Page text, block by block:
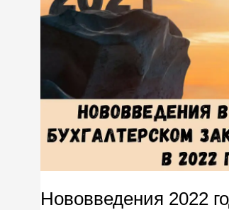
Нововведения 2022